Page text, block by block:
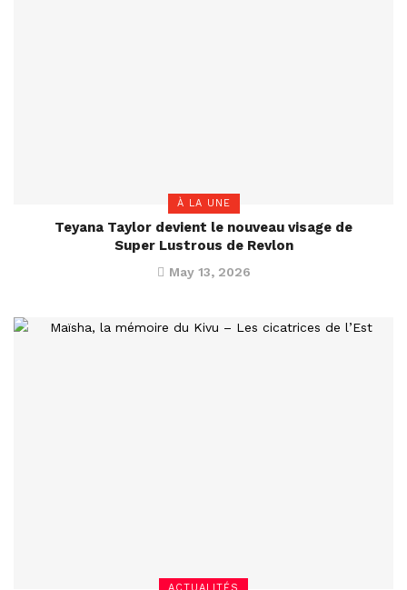
À LA UNE
Teyana Taylor devient le nouveau visage de
Super Lustrous de Revlon
May 13, 2026